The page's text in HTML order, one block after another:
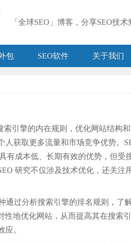
「全球SEO」博客，分享SEO技术
包 SEO软件 关于我们
索引擎的内在规则，优化网站结
获取更多流量和市场竞争优势。
有成本低、长期有效的优势，但
研究不仅涉及技术优化，还关
通过分析搜索引擎的排名规则，
地优化网站，从而提高其在搜索
。